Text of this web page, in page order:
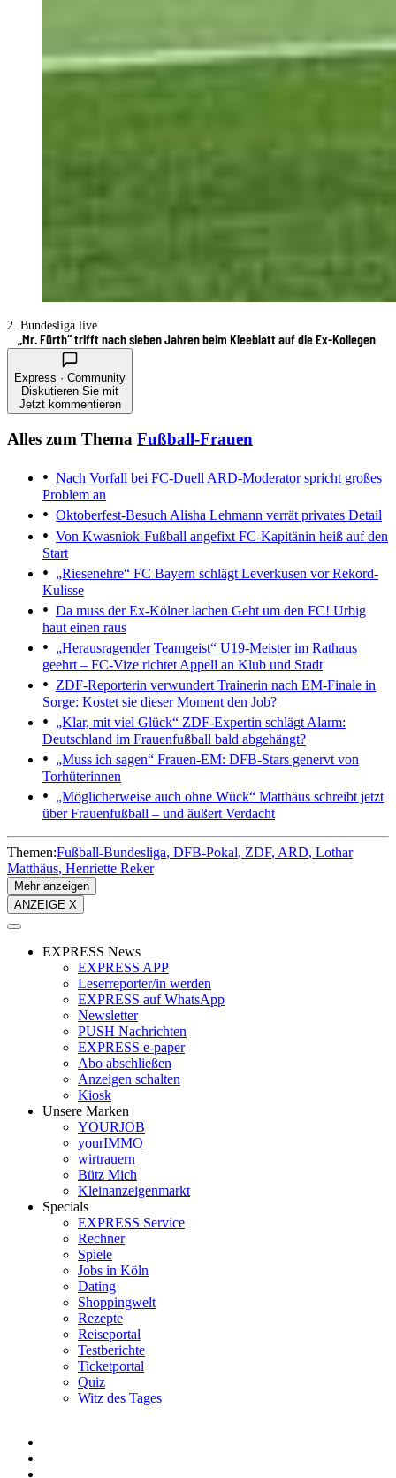
2. Bundesliga live
„Mr. Fürth“ trifft nach sieben Jahren beim Kleeblatt auf die Ex-Kollegen
Express · Community
Diskutieren Sie mit
Jetzt kommentieren
Alles zum Thema Fußball-Frauen
Nach Vorfall bei FC-Duell ARD-Moderator spricht großes
Problem an
Oktoberfest-Besuch Alisha Lehmann verrät privates Detail
Von Kwasniok-Fußball angefixt FC-Kapitänin heiß auf den
Start
„Riesenehre“ FC Bayern schlägt Leverkusen vor Rekord-
Kulisse
Da muss der Ex-Kölner lachen Geht um den FC! Urbig
haut einen raus
„Herausragender Teamgeist“ U19-Meister im Rathaus
geehrt – FC-Vize richtet Appell an Klub und Stadt
ZDF-Reporterin verwundert Trainerin nach EM-Finale in
Sorge: Kostet sie dieser Moment den Job?
„Klar, mit viel Glück“ ZDF-Expertin schlägt Alarm:
Deutschland im Frauenfußball bald abgehängt?
„Muss ich sagen“ Frauen-EM: DFB-Stars genervt von
Torhüterinnen
„Möglicherweise auch ohne Wück“ Matthäus schreibt jetzt
über Frauenfußball – und äußert Verdacht
Themen:Fußball-Bundesliga DFB-Pokal ZDF ARD Lothar
Matthäus Henriette Reker
Mehr anzeigen
ANZEIGE X
EXPRESS News
EXPRESS APP
Leserreporter/in werden
EXPRESS auf WhatsApp
Newsletter
PUSH Nachrichten
EXPRESS e-paper
Abo abschließen
Anzeigen schalten
Kiosk
Unsere Marken
YOURJOB
yourIMMO
wirtrauern
Bütz Mich
Kleinanzeigenmarkt
Specials
EXPRESS Service
Rechner
Spiele
Jobs in Köln
Dating
Shoppingwelt
Rezepte
Reiseportal
Testberichte
Ticketportal
Quiz
Witz des Tages